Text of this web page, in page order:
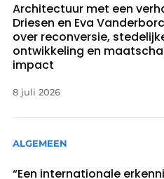
Architectuur met een
Driesen en Eva
over reconversie,
ontwikkeling en
impact
8 juli 2026
ALGEMEEN
“Een internationale